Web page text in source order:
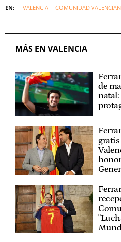
VALENCIA COMUNIDAD
MÁS EN VALENCIA
de
natal: